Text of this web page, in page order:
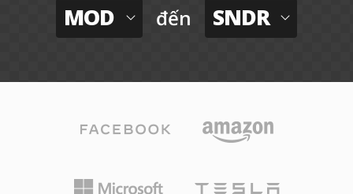
MOD đến SNDR